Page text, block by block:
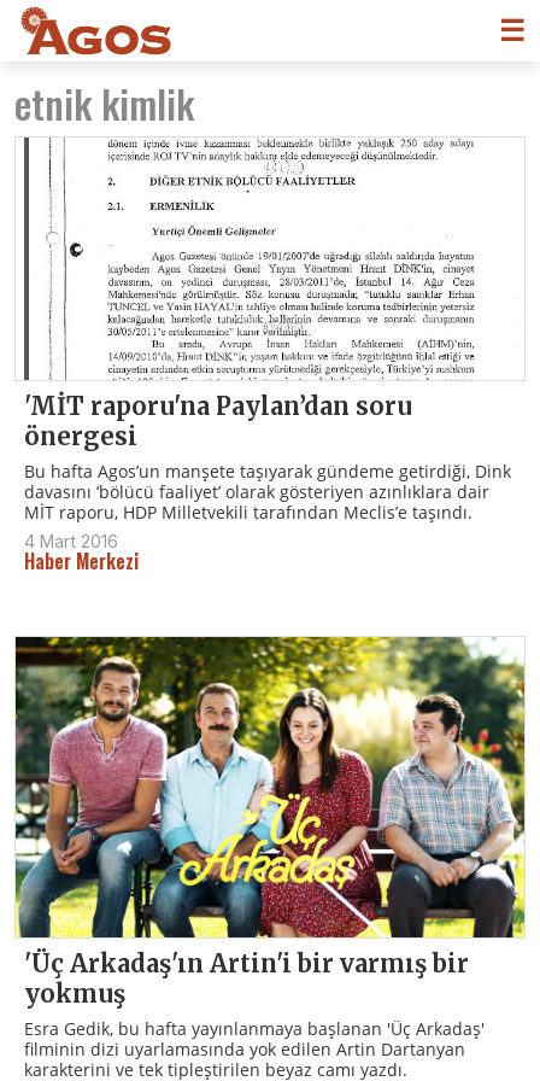
☰
etnik kimlik
'MİT raporu'na Paylan’dan soru
önergesi
Bu hafta Agos’un manşete taşıyarak gündeme getirdiği, Dink
davasını ‘bölücü faaliyet’ olarak gösteriyen azınlıklara dair
MİT raporu, HDP Milletvekili tarafından Meclis’e taşındı.
4 Mart 2016
Haber Merkezi
'Üç Arkadaş'ın Artin'i bir varmış bir
yokmuş
Esra Gedik, bu hafta yayınlanmaya başlanan 'Üç Arkadaş'
filminin dizi uyarlamasında yok edilen Artin Dartanyan
karakterini ve tek tipleştirilen beyaz camı yazdı.